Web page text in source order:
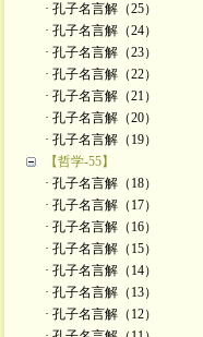
· 孔子名言解（25）
· 孔子名言解（24）
· 孔子名言解（23）
· 孔子名言解（22）
· 孔子名言解（21）
· 孔子名言解（20）
· 孔子名言解（19）
【哲学-55】
· 孔子名言解（18）
· 孔子名言解（17）
· 孔子名言解（16）
· 孔子名言解（15）
· 孔子名言解（14）
· 孔子名言解（13）
· 孔子名言解（12）